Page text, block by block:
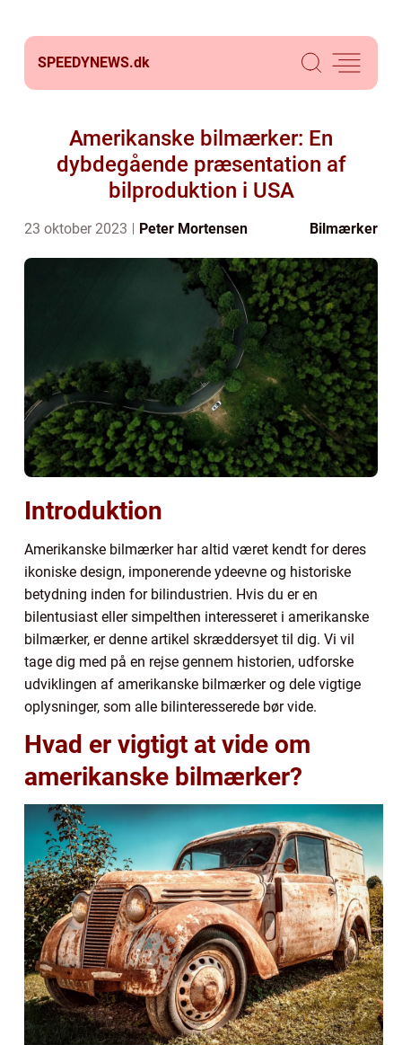
SPEEDYNEWS.dk
Amerikanske bilmærker: En
dybdegående præsentation af
bilproduktion i USA
23 oktober 2023 Peter Mortensen Bilmærker
Introduktion
Amerikanske bilmærker har altid været kendt for deres
ikoniske design, imponerende ydeevne og historiske
betydning inden for bilindustrien. Hvis du er en
bilentusiast eller simpelthen interesseret i amerikanske
bilmærker, er denne artikel skræddersyet til dig. Vi vil
tage dig med på en rejse gennem historien, udforske
udviklingen af amerikanske bilmærker og dele vigtige
oplysninger, som alle bilinteresserede bør vide.
Hvad er vigtigt at vide om
amerikanske bilmærker?